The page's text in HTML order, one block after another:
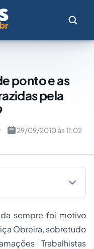
ponto e as
pela
29/09/2010 às 11:02
sempre foi motivo
Obreira, sobretudo
Trabalhistas